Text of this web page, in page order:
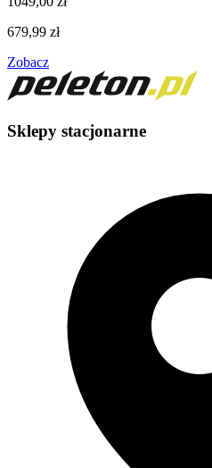
679,99 zł
Zobacz
Sklepy stacjonarne